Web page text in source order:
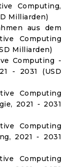
Computing,
Milliarden)
aus dem
Computing
Milliarden)
Computing -
- 2031 (USD
Computing
2021 - 2031
Computing
2021 - 2031
Computing